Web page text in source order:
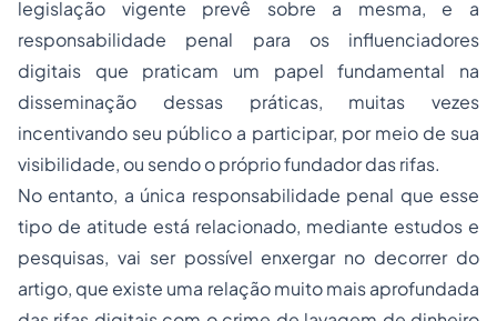
legislação vigente prevê sobre a mesma, e a
responsabilidade penal para os influenciadores
digitais que praticam um papel fundamental na
disseminação dessas práticas, muitas vezes
incentivando seu público a participar, por meio de sua
visibilidade, ou sendo o próprio fundador das rifas.
No entanto, a única responsabilidade penal que esse
tipo de atitude está relacionado, mediante estudos e
pesquisas, vai ser possível enxergar no decorrer do
artigo, que existe uma relação muito mais aprofundada